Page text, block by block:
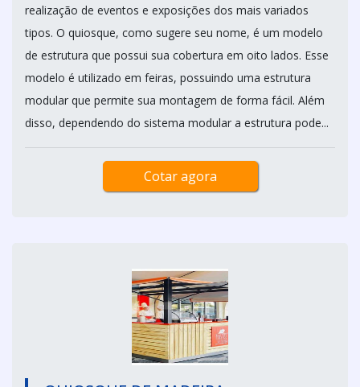
realização de eventos e exposições dos mais variados
tipos. O quiosque, como sugere seu nome, é um modelo
de estrutura que possui sua cobertura em oito lados. Esse
modelo é utilizado em feiras, possuindo uma estrutura
modular que permite sua montagem de forma fácil. Além
disso, dependendo do sistema modular a estrutura pode...
Cotar agora